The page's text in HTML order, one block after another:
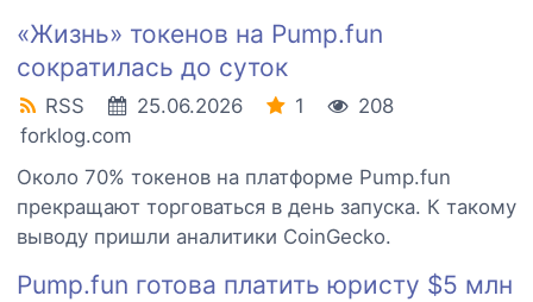
«Жизнь» токенов на Pump.fun
сократилась до суток
RSS 25.06.2026 1
208
forklog.com
Около 70% токенов на платформе Pump.fun
прекращают торговаться в день запуска. К такому
выводу пришли аналитики CoinGecko.
Pump.fun готова платить юристу $5 млн